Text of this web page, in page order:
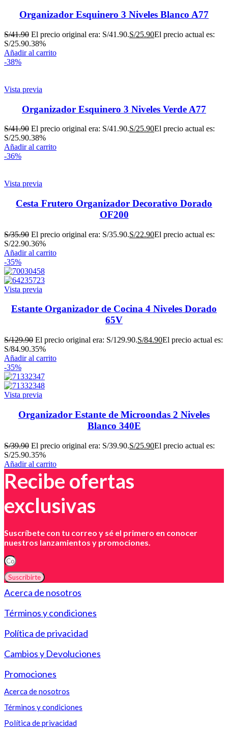
Organizador Esquinero 3 Niveles Blanco A77
S/41.90 El precio original era: S/41.90.S/25.90El precio actual es:
S/25.90.38%
Añadir al carrito
-38%
Vista previa
Organizador Esquinero 3 Niveles Verde A77
S/41.90 El precio original era: S/41.90.S/25.90El precio actual es:
S/25.90.38%
Añadir al carrito
-36%
Vista previa
Cesta Frutero Organizador Decorativo Dorado
OF200
S/35.90 El precio original era: S/35.90.S/22.90El precio actual es:
S/22.90.36%
Añadir al carrito
-35%
Vista previa
Estante Organizador de Cocina 4 Niveles Dorado
65V
S/129.90 El precio original era: S/129.90.S/84.90El precio actual es:
S/84.90.35%
Añadir al carrito
-35%
Vista previa
Organizador Estante de Microondas 2 Niveles
Blanco 340E
S/39.90 El precio original era: S/39.90.S/25.90El precio actual es:
S/25.90.35%
Añadir al carrito
Recibe ofertas
exclusivas
Suscríbete con tu correo y sé el primero en conocer
nuestros lanzamientos y promociones.
Suscribirte
Acerca de nosotros
Términos y condiciones
Política de privacidad
Cambios y Devoluciones
Promociones
Acerca de nosotros
Términos y condiciones
Política de privacidad